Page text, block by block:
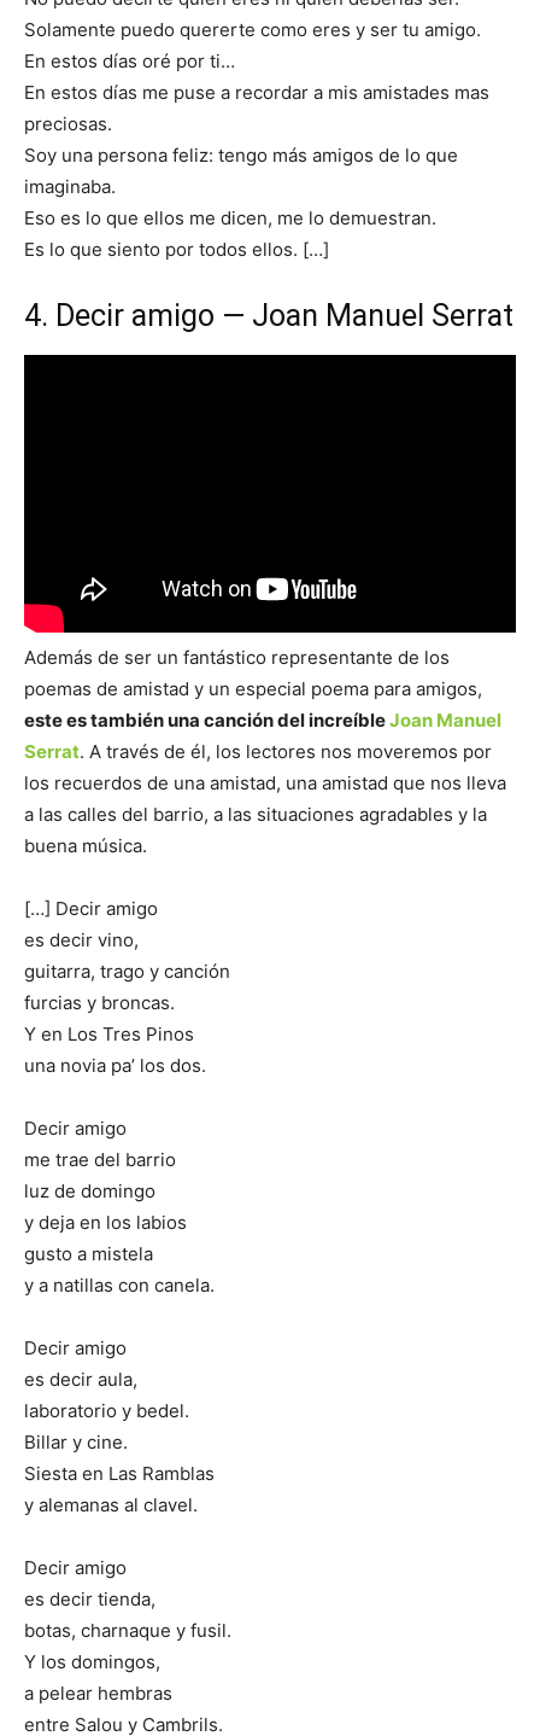
Solamente puedo quererte como eres y ser tu amigo.
En estos días oré por ti…
En estos días me puse a recordar a mis amistades mas
preciosas.
Soy una persona feliz: tengo más amigos de lo que
imaginaba.
Eso es lo que ellos me dicen, me lo demuestran.
Es lo que siento por todos ellos. […]
4. Decir amigo — Joan Manuel Serrat
Además de ser un fantástico representante de los
poemas de amistad y un especial poema para amigos,
este es también una canción del increíbleJoan Manuel
Serrat. A través de él, los lectores nos moveremos por
los recuerdos de una amistad, una amistad que nos lleva
a las calles del barrio, a las situaciones agradables y la
buena música.
[…] Decir amigo
es decir vino,
guitarra, trago y canción
furcias y broncas.
Y en Los Tres Pinos
una novia pa’ los dos.
Decir amigo
me trae del barrio
luz de domingo
y deja en los labios
gusto a mistela
y a natillas con canela.
Decir amigo
es decir aula,
laboratorio y bedel.
Billar y cine.
Siesta en Las Ramblas
y alemanas al clavel.
Decir amigo
es decir tienda,
botas, charnaque y fusil.
Y los domingos,
a pelear hembras
entre Salou y Cambrils.